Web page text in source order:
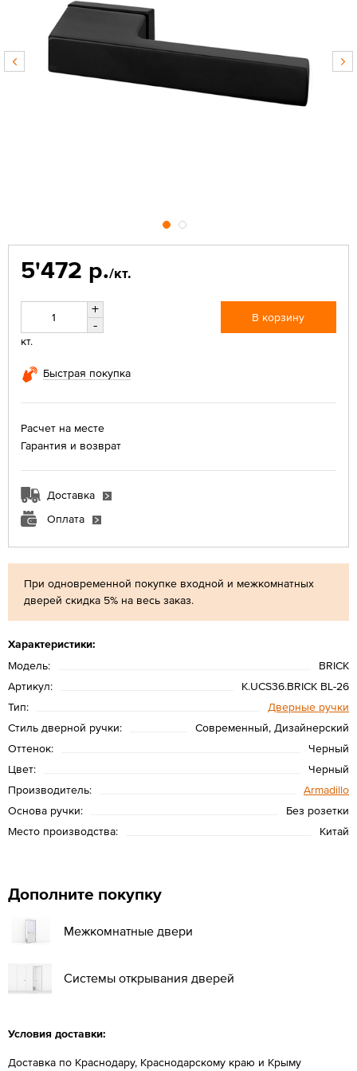
При одновременной покупке входной и межкомнатных
дверей скидка 5% на весь заказ.
Характеристики:
Модель:
BRICK
Артикул:
K.UCS36.BRICK BL-26
Тип:
Дверные ручки
Стиль дверной ручки:
Современный, Дизайнерский
Оттенок:
Черный
Цвет:
Черный
Производитель:
Armadillo
Основа ручки:
Без розетки
Место производства:
Китай
5'472 р./кт.
+
-
кт.
В корзину
Быстрая покупка
Расчет на месте
Гарантия и возврат
Доставка
Оплата
Дополните покупку
Межкомнатные двери
Системы открывания дверей
Условия доставки:
Доставка по Краснодару, Краснодарскому краю и Крыму